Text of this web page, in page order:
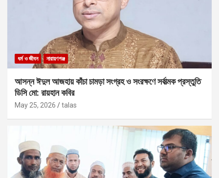
ধর্ম ও জীবন নারায়ণগঞ্জ
আসন্ন ঈদুল আজহায় কাঁচা চামড়া সংগ্রহ ও সংরক্ষণে সর্বাত্মক প্রস্তুতি
ডিসি মো: রায়হান কবির
May 25, 2026 talas